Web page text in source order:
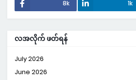
8k 1k
လအလိုက် ဖတ်ရန်
July 2026
June 2026